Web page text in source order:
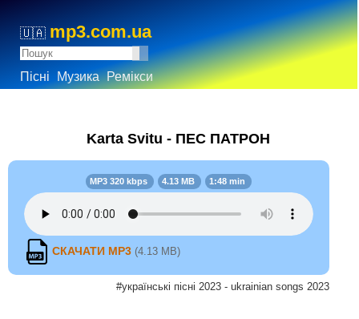
🇺🇦 mp3.com.ua
Пісні Музика Ремікси
Karta Svitu - ПЕС ПАТРОН
MP3 320 kbps 4.13 MB 1:48 min
СКАЧАТИ MP3 (4.13 MB)
#українські пісні 2023 - ukrainian songs 2023